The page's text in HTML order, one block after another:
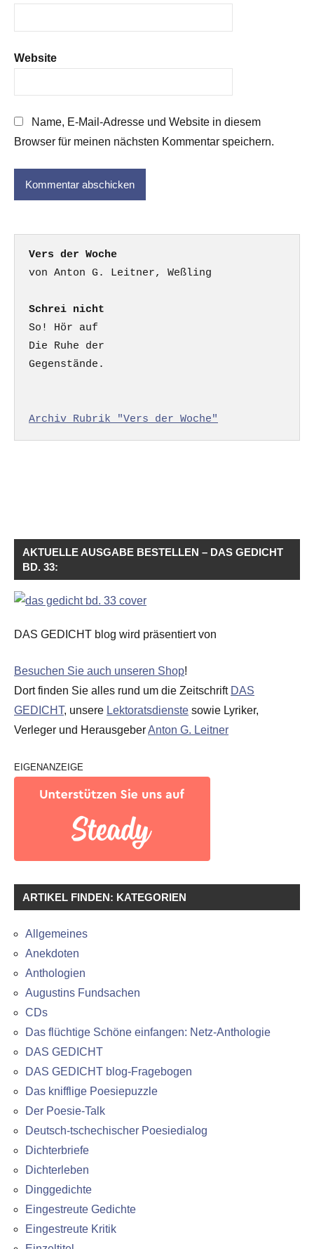
Website
Name, E-Mail-Adresse und Website in diesem
Browser für meinen nächsten Kommentar speichern.
Vers der Woche
Schrei nicht
So! Hör auf
Die Ruhe der
Gegenstände.
Archiv Rubrik "Vers der Woche"
AKTUELLE AUSGABE BESTELLEN – DAS GEDICHT
BD. 33:
DAS GEDICHT blog wird präsentiert von
Besuchen Sie auch unseren Shop!
Dort finden Sie alles rund um die Zeitschrift DAS
GEDICHT, unsere Lektoratsdienste sowie Lyriker,
Verleger und HerausgeberAnton G. Leitner
EIGENANZEIGE
ARTIKEL FINDEN: KATEGORIEN
Allgemeines
Anekdoten
Anthologien
Augustins Fundsachen
CDs
Das flüchtige Schöne einfangen: Netz-Anthologie
DAS GEDICHT
DAS GEDICHT blog-Fragebogen
Das knifflige Poesiepuzzle
Der Poesie-Talk
Deutsch-tschechischer Poesiedialog
Dichterbriefe
Dichterleben
Dinggedichte
Eingestreute Gedichte
Eingestreute Kritik